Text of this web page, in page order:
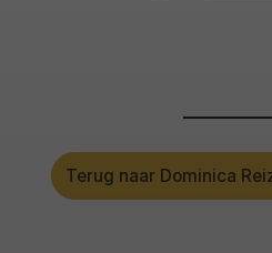
Terug naar Dominica